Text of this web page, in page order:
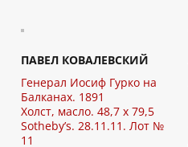
ПАВЕЛ КОВАЛЕВСКИЙ
Генерал Иосиф Гурко на
Балканах. 1891
Холст, масло. 48,7 х 79,5
Sotheby’s. 28.11.11. Лот №
11